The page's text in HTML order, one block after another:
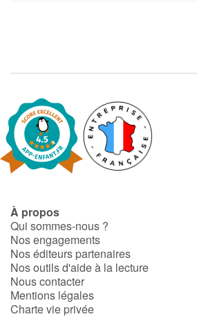
À propos
Qui sommes-nous ?
Nos engagements
Nos éditeurs partenaires
Nos outils d'aide à la lecture
Nous contacter
Mentions légales
Charte vie privée